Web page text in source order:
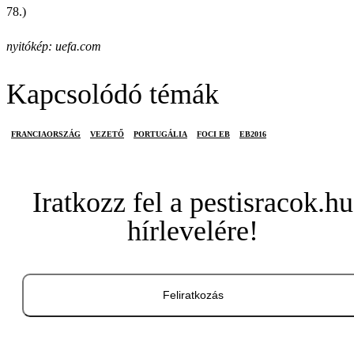
78.)
nyitókép: uefa.com
Kapcsolódó témák
FRANCIAORSZÁG VEZETŐ PORTUGÁLIA FOCI EB EB2016
Iratkozz fel a pestisracok.hu
hírlevelére!
Feliratkozás